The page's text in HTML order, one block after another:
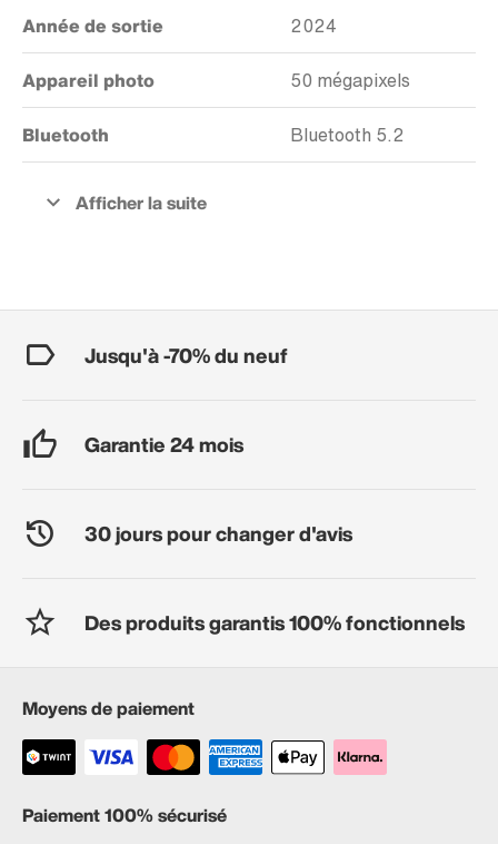
Année de sortie 2024
Appareil photo 50 mégapixels
Bluetooth Bluetooth 5.2
Jusqu'à -70% du neuf
Garantie 24 mois
30 jours pour changer d'avis
Des produits garantis 100% fonctionnels
Moyens de paiement
Paiement 100% sécurisé